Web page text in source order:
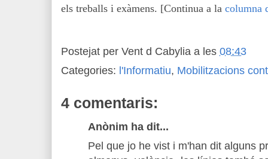
els treballs i exàmens. [Continua a la columna
Postejat per Vent d Cabylia a les 08:43
Categories: l'Informatiu, Mobilitzacions
4 comentaris:
Anònim ha dit...
Pel que jo he vist i m'han dit alguns